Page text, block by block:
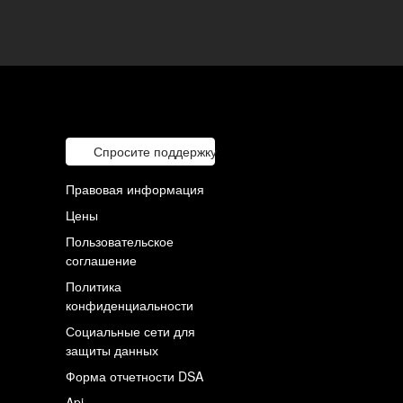
Спросите поддержку
Правовая информация
Цены
Пользовательское
соглашение
Политика
конфиденциальности
Социальные сети для
защиты данных
Форма отчетности DSA